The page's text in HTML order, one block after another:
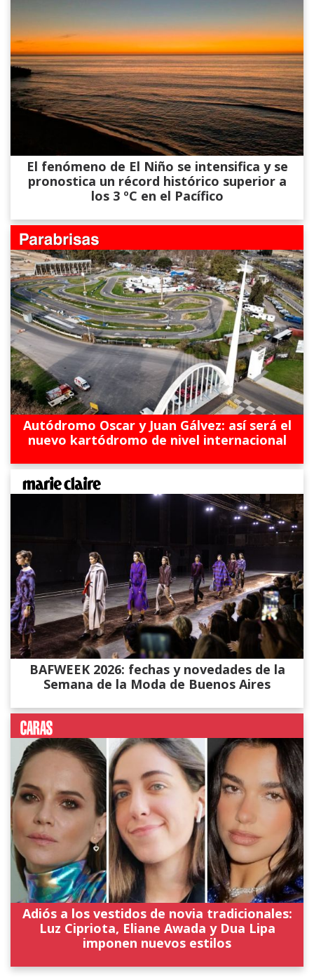
El fenómeno de El Niño se intensifica y se
pronostica un récord histórico superior a
los 3 ºC en el Pacífico
Autódromo Oscar y Juan Gálvez: así será el
nuevo kartódromo de nivel internacional
BAFWEEK 2026: fechas y novedades de la
Semana de la Moda de Buenos Aires
Adiós a los vestidos de novia tradicionales:
Luz Cipriota, Eliane Awada y Dua Lipa
imponen nuevos estilos